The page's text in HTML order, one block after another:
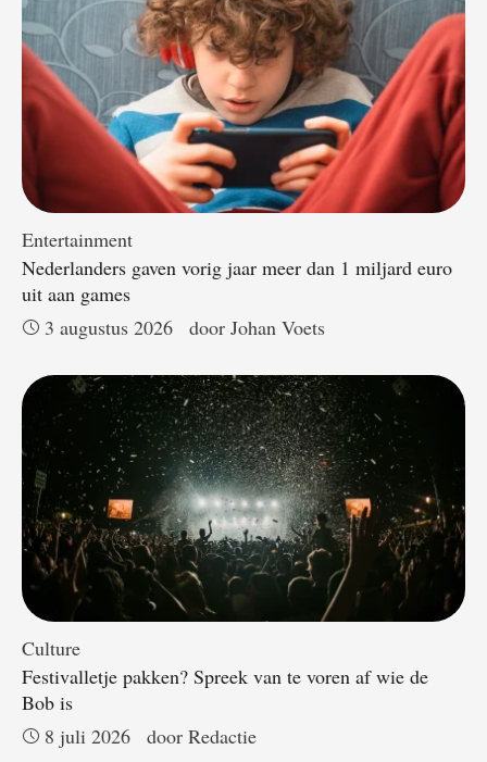
Entertainment
Nederlanders gaven vorig jaar meer dan 1 miljard euro
uit aan games
3 augustus 2026
door Johan Voets
Culture
Festivalletje pakken? Spreek van te voren af wie de
Bob is
8 juli 2026
door Redactie